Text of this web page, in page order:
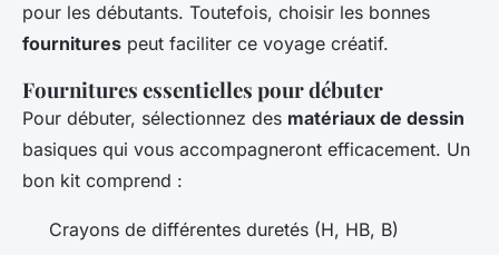
pour les débutants. Toutefois, choisir les bonnes
fournitures peut faciliter ce voyage créatif.
Fournitures essentielles pour débuter
Pour débuter, sélectionnez des matériaux de dessin
basiques qui vous accompagneront efficacement. Un
bon kit comprend :
Crayons de différentes duretés (H, HB, B)